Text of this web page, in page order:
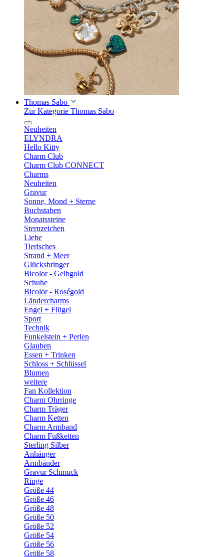
Thomas Sabo
Zur Kategorie Thomas Sabo
Neuheiten
ELYNDRA
Hello Kitty
Charm Club
Charm Club CONNECT
Charms
Neuheiten
Gravur
Sonne, Mond + Sterne
Buchstaben
Monatssteine
Sternzeichen
Liebe
Tierisches
Strand + Meer
Glücksbringer
Bicolor - Gelbgold
Schuhe
Bicolor - Roségold
Ländercharms
Engel + Flügel
Sport
Technik
Funkelstein + Perlen
Glauben
Essen + Trinken
Schloss + Schlüssel
Blumen
weitere
Fan Kollektion
Charm Ohrringe
Charm Träger
Charm Ketten
Charm Armband
Charm Fußketten
Sterling Silber
Anhänger
Armbänder
Gravur Schmuck
Ringe
Größe 44
Größe 46
Größe 48
Größe 50
Größe 52
Größe 54
Größe 56
Größe 58